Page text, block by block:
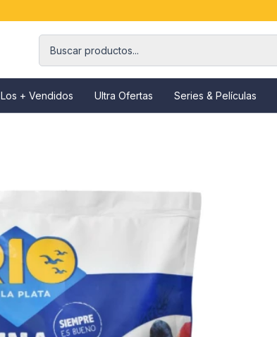
Los + Vendidos Ultra Ofertas Series & Películas